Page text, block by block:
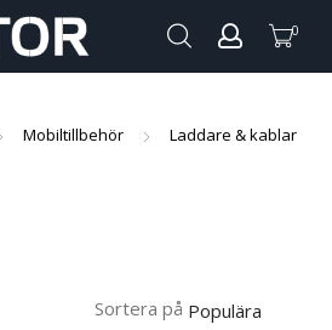
0
Mobiltillbehör
Laddare & kablar
Sortera på